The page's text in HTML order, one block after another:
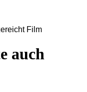
Film
auch